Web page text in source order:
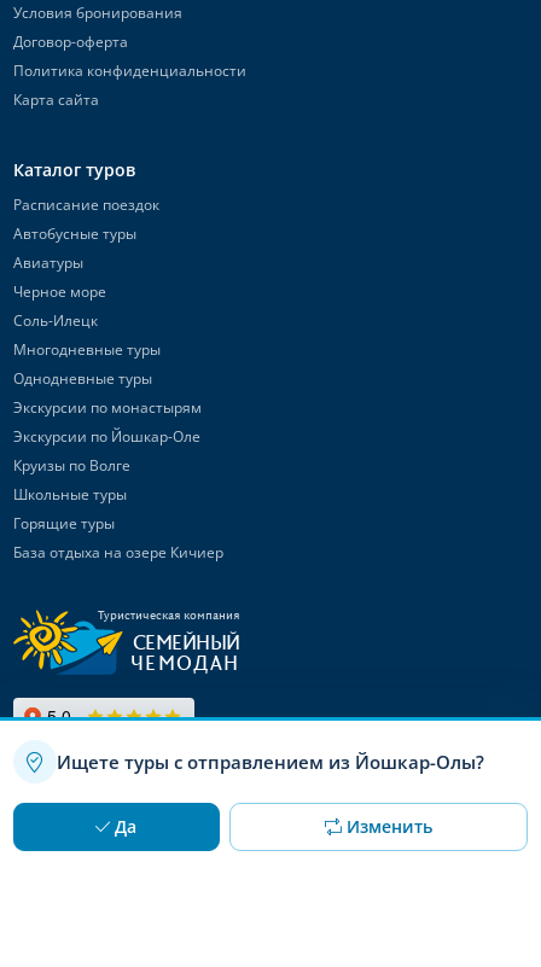
Ищете туры с отправлением из Йошкар-Олы?
Да Изменить
Условия бронирования
Договор-оферта
Политика конфиденциальности
Карта сайта
Каталог туров
Расписание поездок
Автобусные туры
Авиатуры
Черное море
Соль-Илецк
Многодневные туры
Однодневные туры
Экскурсии по монастырям
Экскурсии по Йошкар-Оле
Круизы по Волге
Школьные туры
Горящие туры
База отдыха на озере Кичиер
Туристическая компания
СЕМЕЙНЫЙ
ЧЕМОДАН
Канал в Max
Используя данный сайт, вы даете согласие на использование
файлов cookie